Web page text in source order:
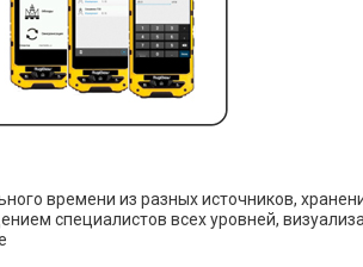
времени из разных источников,
специалистов всех уровней,